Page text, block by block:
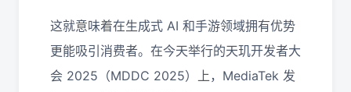
这就意味着在生成式 AI 和手游领域拥有优势
更能吸引消费者。在今天举行的天玑开发者大
会 2025（MDDC 2025）上，MediaTek 发